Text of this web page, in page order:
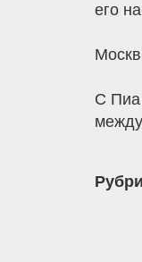
его
С Пиа